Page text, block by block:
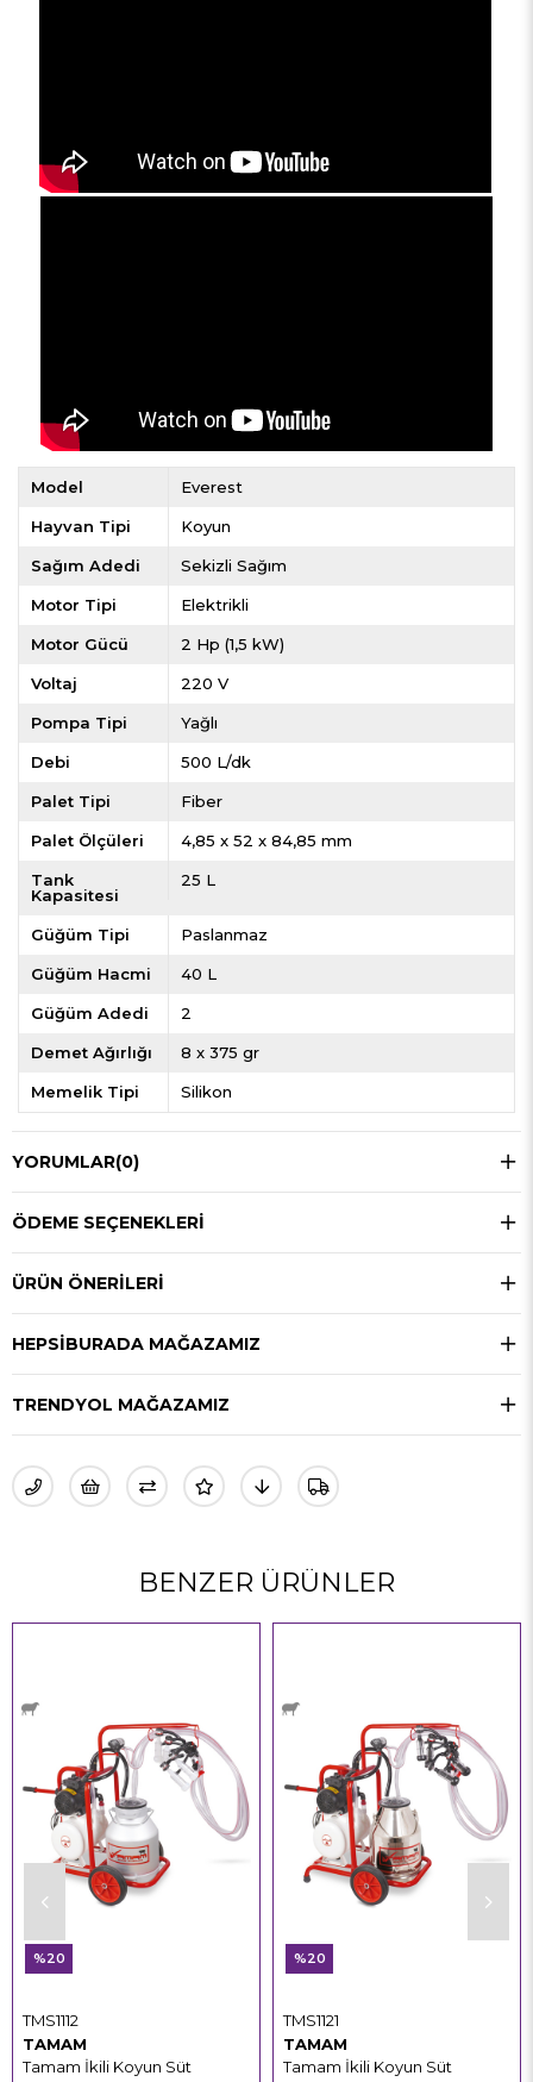
Model Everest
Hayvan Tipi Koyun
Sağım Adedi Sekizli Sağım
Motor Tipi Elektrikli
Motor Gücü 2 Hp (1,5 kW)
Voltaj 220 V
Pompa Tipi Yağlı
Debi 500 L/dk
Palet Tipi Fiber
Palet Ölçüleri 4,85 x 52 x 84,85 mm
Tank
Kapasitesi
25 L
Güğüm Tipi Paslanmaz
Güğüm Hacmi 40 L
Güğüm Adedi 2
Demet Ağırlığı 8 x 375 gr
Memelik Tipi Silikon
YORUMLAR(0)
ÖDEME SEÇENEKLERI
ÜRÜN ÖNERILERI
HEPSIBURADA MAĞAZAMIZ
TRENDYOL MAĞAZAMIZ
BENZER ÜRÜNLER
TAMAM
Tamam İkili Koyun Süt
TMS1112
%20
TAMAM
Tamam İkili Koyun Süt
TMS1121
%20